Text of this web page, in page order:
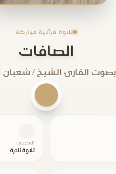
تلاوة قرآنية مباركة
الصافات
بصوت القارئ الشيخ / شعبان
المصحف
تلاوة نادرة